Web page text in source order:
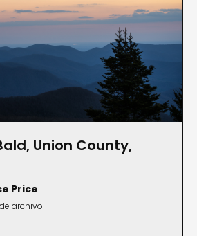
Union County,
Price
archivo